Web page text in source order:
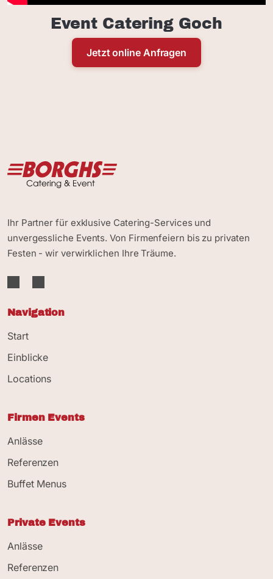
Event Catering Goch
Jetzt online Anfragen
Ihr Partner für exklusive Catering-Services und
unvergessliche Events. Von Firmenfeiern bis zu privaten
Festen - wir verwirklichen Ihre Träume.
Navigation
Start
Einblicke
Locations
Firmen Events
Anlässe
Referenzen
Buffet Menus
Private Events
Anlässe
Referenzen